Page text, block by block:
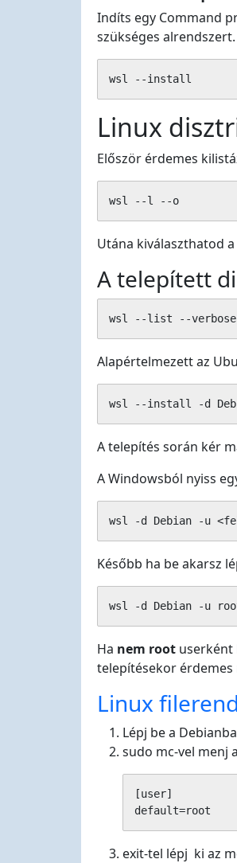
Indíts egy Command
szükséges
wsl --install
Linux
Először érdemes
wsl --l --o
Utána kiválaszthatod
A telepített
wsl --list --verbose
Alapértelmezett az
wsl --install -d
A telepítés során kér
A Windowsból nyiss
wsl -d Debian -u
Később ha be akarsz
wsl -d Debian -u
Ha nem root userként
telepítésekor
Linux
Lépj be a Debianba
sudo mc-vel menj
[user]
default=root
exit-tel lépj ki az